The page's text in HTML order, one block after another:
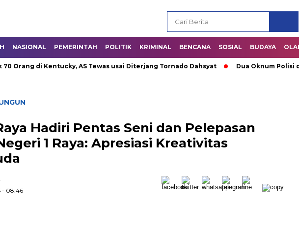
NASIONAL PEMERINTAH POLITIK KRIMINAL BENCANA SOSIAL BUDAYA
di Kentucky, AS Tewas usai Diterjang Tornado Dahsyat Dua Oknum Polisi di
Hadiri Pentas Seni dan Pelepasan
1 Raya: Apresiasi Kreativitas
- 08:46